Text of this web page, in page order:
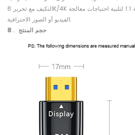
التكيف مع تحرير 8K/4K معاينة فائقة الوضوح بنسبة 1:1 لتلبية احتياجات معالجة
الفيديو أو الصور الاحترافية.
Ⅲ . حجم